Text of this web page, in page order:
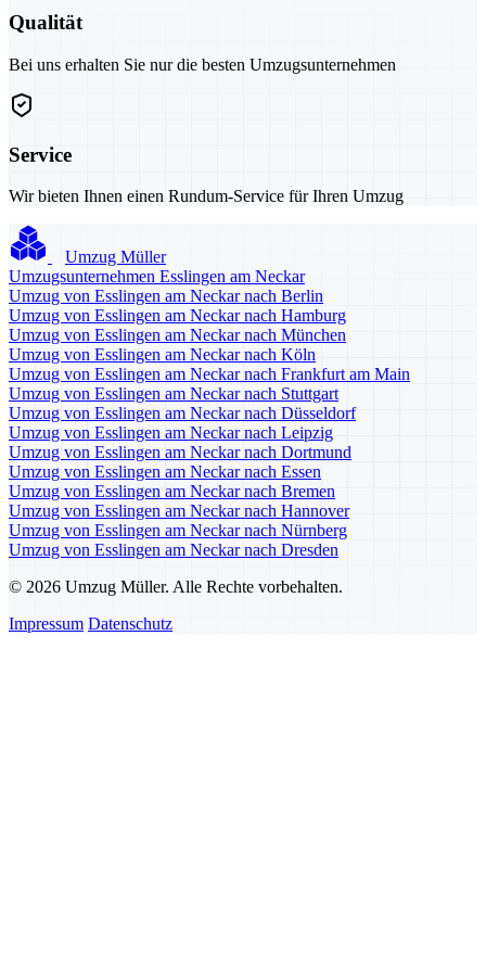
Qualität
Bei uns erhalten Sie nur die besten Umzugsunternehmen
Service
Wir bieten Ihnen einen Rundum-Service für Ihren Umzug
Umzug Müller
Umzugsunternehmen Esslingen am Neckar
Umzug von Esslingen am Neckar nach Berlin
Umzug von Esslingen am Neckar nach Hamburg
Umzug von Esslingen am Neckar nach München
Umzug von Esslingen am Neckar nach Köln
Umzug von Esslingen am Neckar nach Frankfurt am Main
Umzug von Esslingen am Neckar nach Stuttgart
Umzug von Esslingen am Neckar nach Düsseldorf
Umzug von Esslingen am Neckar nach Leipzig
Umzug von Esslingen am Neckar nach Dortmund
Umzug von Esslingen am Neckar nach Essen
Umzug von Esslingen am Neckar nach Bremen
Umzug von Esslingen am Neckar nach Hannover
Umzug von Esslingen am Neckar nach Nürnberg
Umzug von Esslingen am Neckar nach Dresden
© 2026 Umzug Müller. Alle Rechte vorbehalten.
Impressum Datenschutz